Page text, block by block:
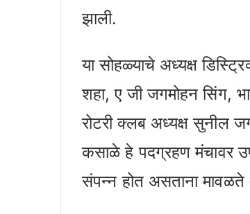
झाली.
या सोहळ्याचे अध्यक्ष
शहा, ए जी जगमोहन सिंग,
रोटरी क्लब अध्यक्ष सुनील
कसाळे हे पदग्रहण मंचावर
संपन्न होत असताना मावळते